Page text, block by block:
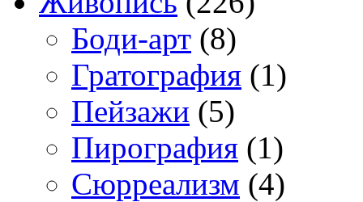
Боди-арт (8)
Гратография (1)
Пейзажи (5)
Пирография (1)
Сюрреализм (4)